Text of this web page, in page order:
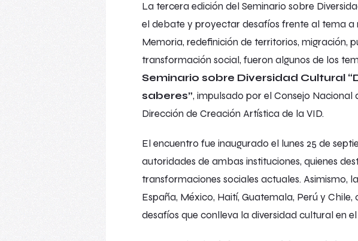
La tercera edición del Seminario sobre
el debate y proyectar desafíos frente al tema a
Memoria, redefinición de territorios, migración,
transformación social, fueron algunos de los
Seminario sobre Diversidad Cultural
saberes”, impulsado por el Consejo Nacional
Dirección de Creación Artística de la VID.
El encuentro fue inaugurado el lunes 25 de
autoridades de ambas instituciones, quienes
transformaciones sociales actuales. Asimismo,
España, México, Haití, Guatemala, Perú y
desafíos que conlleva la diversidad cultural en